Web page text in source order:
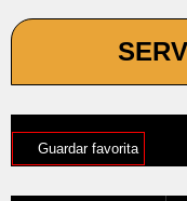
Guardar favorita